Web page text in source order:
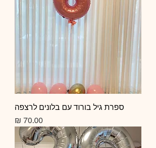
ספרת גיל בורוד עם בלונים לרצפה
מחיר